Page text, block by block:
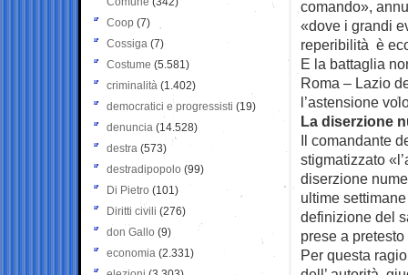
comando»,
«dove i grandi
reperibilità è
E la battaglia
Roma – Lazio
l’astensione
La diserzione
Il comandante
stigmatizzato
diserzione
ultime
definizione del
prese a
Per questa
Coop (7)
Cossiga (7)
Costume (5.581)
criminalità (1.402)
democratici e progressisti (19)
denuncia (14.528)
destra (573)
destradipopolo (99)
Di Pietro (101)
Diritti civili (276)
don Gallo (9)
economia (2.331)